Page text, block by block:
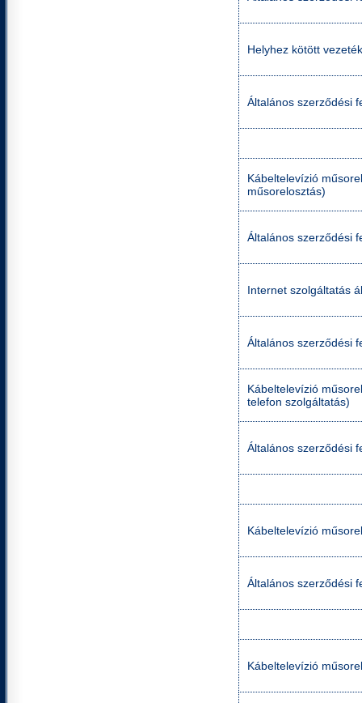
Helyhez kötött
Általános szerződési
Kábeltelevízió
műsorelosztás)
Általános szerződési
Internet szolgáltatás
Általános szerződési
Kábeltelevízió
telefon szolgáltatás)
Általános szerződési
Kábeltelevízió
Általános szerződési
Kábeltelevízió